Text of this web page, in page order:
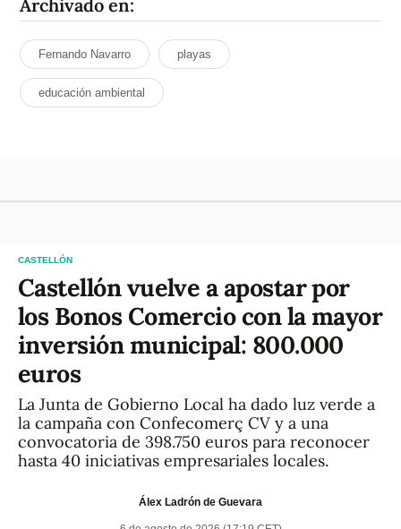
Archivado en:
Fernando Navarro playas
educación ambiental
CASTELLÓN
Castellón vuelve a apostar por
los Bonos Comercio con la mayor
inversión municipal: 800.000
euros
La Junta de Gobierno Local ha dado luz verde a
la campaña con Confecomerç CV y a una
convocatoria de 398.750 euros para reconocer
hasta 40 iniciativas empresariales locales.
Álex Ladrón de Guevara